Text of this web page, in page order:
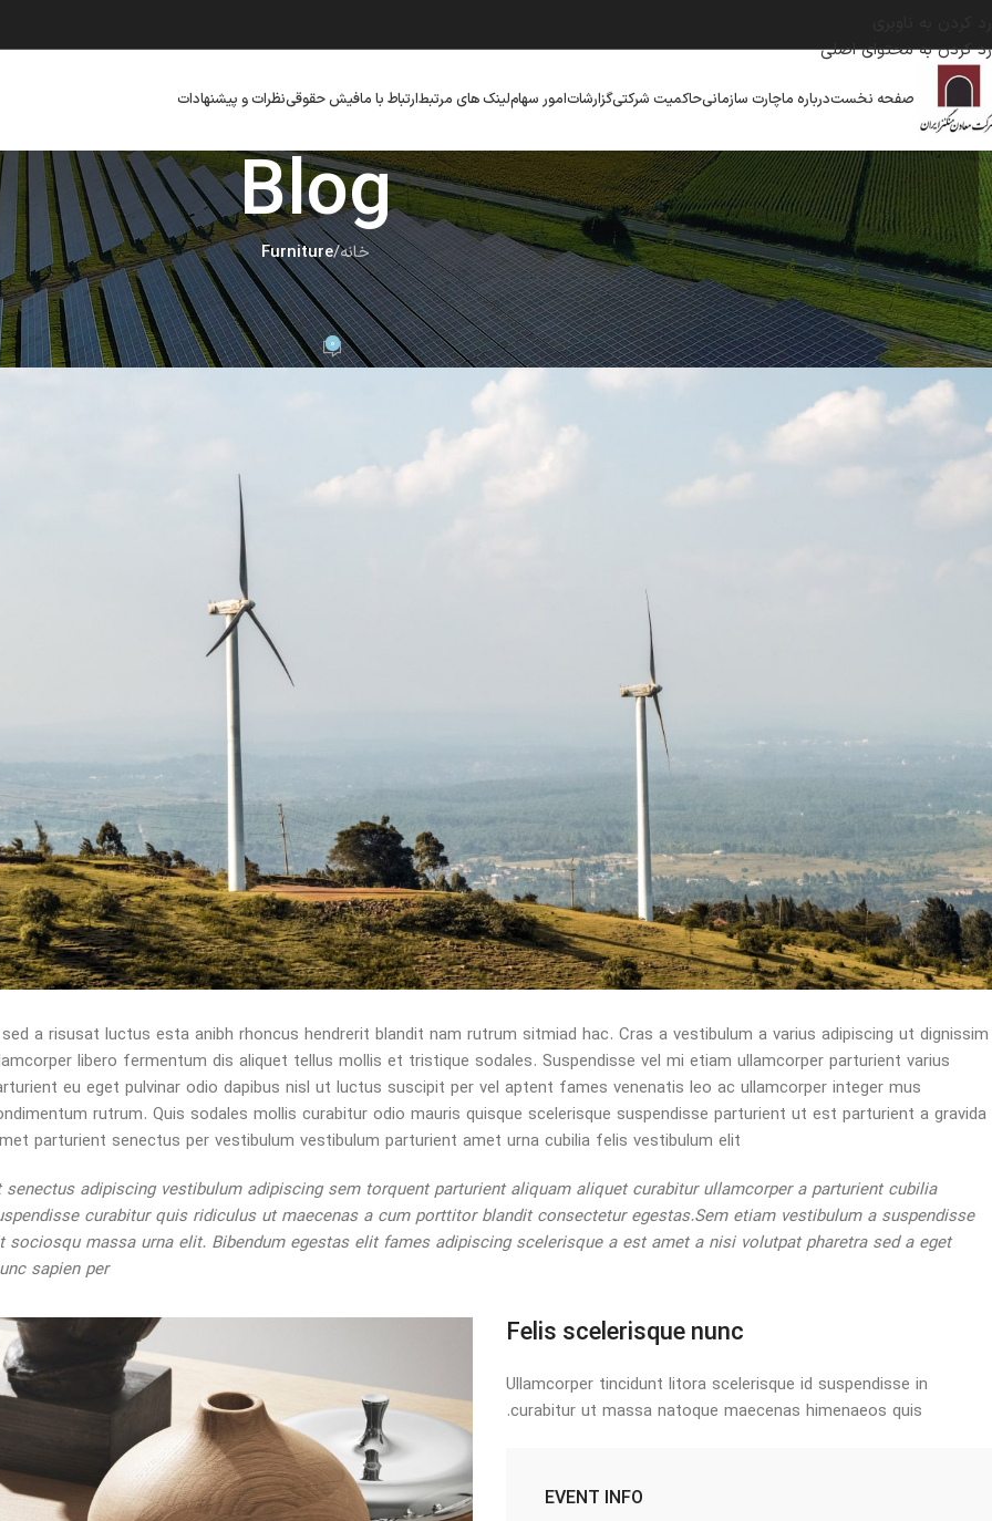
رد کردن به محتوای اصلی
صفحه نخستدرباره ماچارت سازمانیحاکمیت شرکتیگزارشاتامور سهاملینک های مرتبطارتباط با مافیش حقوقینظرات و پیشنهادات
Blog
خانه/
Furniture
FURNITURE
Sweet seat: functional seat for IT folks
ارسال توسط adminدر تاریخ ژوئن 14, 2017 0
a risusat luctus esta anibh rhoncus hendrerit blandit nam rutrum sitmiad hac. Cras a vestibulum a varius adipiscing ut dignissim
libero fermentum dis aliquet tellus mollis et tristique sodales. Suspendisse vel mi etiam ullamcorper parturient varius
eu eget pulvinar odio dapibus nisl ut luctus suscipit per vel aptent fames venenatis leo ac ullamcorper integer mus
rutrum. Quis sodales mollis curabitur odio mauris quisque scelerisque suspendisse parturient ut est parturient a gravida
parturient senectus per vestibulum vestibulum parturient amet urna cubilia felis vestibulum elit.
senectus adipiscing vestibulum adipiscing sem torquent parturient aliquam aliquet curabitur ullamcorper a parturient cubilia
curabitur quis ridiculus ut maecenas a cum porttitor blandit consectetur egestas.Sem etiam vestibulum a suspendisse
sociosqu massa urna elit. Bibendum egestas elit fames adipiscing scelerisque a est amet a nisi volutpat pharetra sed a eget
sapien per.
Felis scelerisque nunc
Ullamcorper tincidunt litora scelerisque id suspendisse in
curabitur ut massa natoque maecenas himenaeos quis.
EVENT INFO